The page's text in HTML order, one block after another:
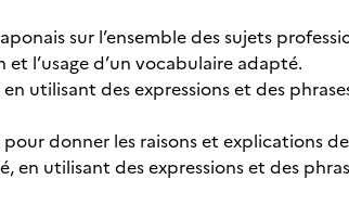
sur l’ensemble des sujets
l’usage d’un vocabulaire adapté.
utilisant des expressions et des
donner les raisons et explications
en utilisant des expressions et des